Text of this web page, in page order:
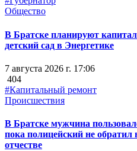
Общество
В Братске планируют
детский сад в Энергетике
7 августа 2026 г. 17:06
404
#Капитальный ремонт
Происшествия
В Братске мужчина
пока полицейский не обратил
отчестве